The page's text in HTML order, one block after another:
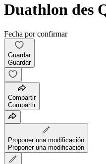
Duathlon des
Fecha por confirmar
Guardar
Guardar
Compartir
Compartir
Proponer una modificación
Proponer una modificación